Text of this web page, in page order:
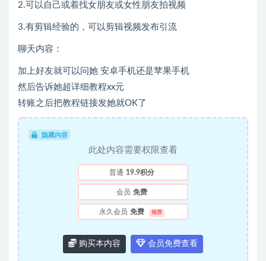
2.可以自己或着找女朋友或女性朋友拍视频
3.有剪辑经验的，可以剪辑视频发布引流
聊天内容：
加上好友就可以问她 安卓手机还是苹果手机
然后告诉她超详细教程xx元
转账之后把教程链接发她就OK了
隐藏内容
此处内容需要权限查看
普通 19.9积分
会员 免费
永久会员 免费 推荐
购买本内容 会员免费查看